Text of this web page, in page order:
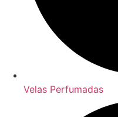
Velas Perfumadas